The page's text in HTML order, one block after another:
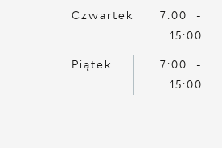
Czwartek
7:00 -
15:00
Piątek
7:00 -
15:00